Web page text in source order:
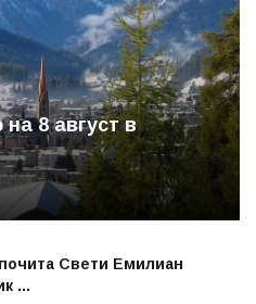
8 август в
Свeти Емилиан
...